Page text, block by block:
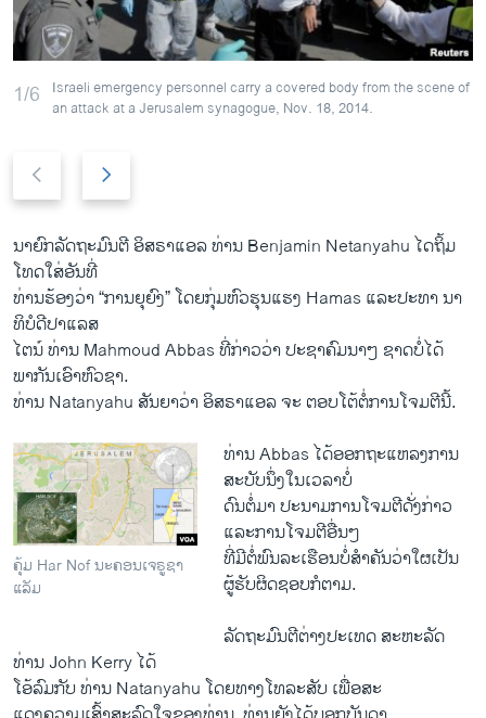
1/6 Israeli emergency personnel carry a covered body from the scene of
an attack at a Jerusalem synagogue, Nov. 18, 2014.
e
v
i
o
u
s
s
l
d
e
x
t
s
l
i
d
e
ນາຍົກລັດຖະມົນຕີ ອິສຣາ​ແອ​ລ ທ່ານ Benjamin Netanyahu ​ໄດ​ຖິ້ມ
ໂທດ​ໃສ່ອັນ​ທີ່
ທ່ານ​ຮ້ອງວ່າ “ການຍຸຍົງ” ໂດຍກຸ່ມຫົວຮຸນແຮງ Hamas ແລະປະທາ ນາ
ທິບໍດີປາແລສ
ໄຕນ໌ ທ່ານ Mahmoud Abbas ທີ່ກ່າວວ່າ ປະຊາຄົມນາໆ ຊາດບໍ່ໄດ້
ພາກັນເອົາຫົວຊາ.
ທ່ານ Natanyahu ສັນຍາວ່າ ອິສຣາແອລ ຈະ ຕອບໂຕ້ຕໍ່ການໂຈມຕີນີ້.
ຄຸ້ມ Har Nof ນະຄອນເຈຣູຊາ
ແລັມ
ທ່ານ Abbas ໄດ້ອອກຖະແຫລງການ
ສະບັບນຶ່ງໃນເວລາບໍ່
ດົນຕໍ່ມາ ປະນາມການໂຈມຕີດັ່ງກ່າວ
ແລະການໂຈມຕີອື່ນໆ
ທີ່ມີຕໍ່ພົນລະເຮືອນບໍ່ສຳຄັນວ່າໃຜເປັນ
ຜູ້ຮັບຜິດຊອບກໍຕາມ.
ລັດຖະມົນຕີຕ່າງປະເທດ ສະຫະລັດ
ທ່ານ John Kerry ໄດ້
ໂອ້ລົມກັບ ທ່ານ Natanyahu ໂດຍທາງໂທລະສັບ ເພື່ອສະ